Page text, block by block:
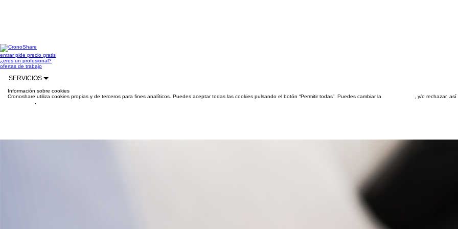
entrarpide precio gratis
¿eres un profesional?
ofertas de trabajo
SERVICIOS
Información sobre cookies
Cronoshare utiliza cookies propias y de terceros para fines analíticos. Puedes aceptar todas las cookies pulsando el botón “Permitir todas”. Puedes cambiar la
, y/o rechazar,